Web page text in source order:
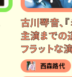
古川琴音、
主演までの
フラットな
西森路代